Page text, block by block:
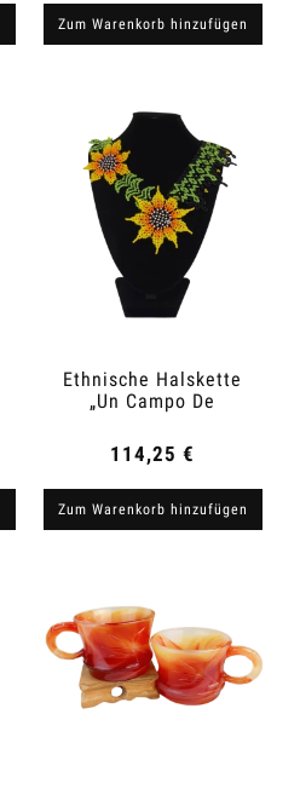
Zum Warenkorb hinzufügen
Ethnische Halskette
„Un Campo De
Kolumbien
114,25 €
Zum Warenkorb hinzufügen